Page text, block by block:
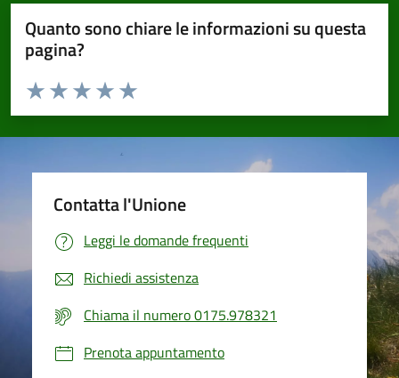
Quanto sono chiare le informazioni su questa
pagina?
Valuta da 1 a 5 stelle la pagina
Valuta 5 stelle su 5
Valuta 4 stelle su 5
Valuta 3 stelle su 5
Valuta 2 stelle su 5
Valuta 1 stelle su 5
Contatta l'Unione
Leggi le domande frequenti
Richiedi assistenza
Chiama il numero 0175.978321
Prenota appuntamento